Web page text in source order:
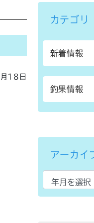
18日
カテゴリ
新着情報
釣果情報
アーカイ